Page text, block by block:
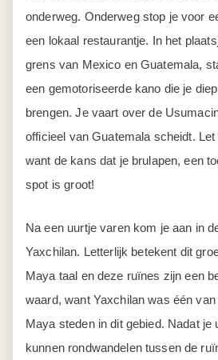
onderweg. Onderweg stop je voor
een lokaal restaurantje. In het
grens van Mexico en Guatemala,
een gemotoriseerde kano die je
brengen. Je vaart over de
officieel van Guatemala scheidt.
want de kans dat je brulapen, een
spot is groot!
Na een uurtje varen kom je aan in
Yaxchilan. Letterlijk betekent dit
Maya taal en deze ruïnes zijn een
waard, want Yaxchilan was één
Maya steden in dit gebied. Nadat je
kunnen rondwandelen tussen de